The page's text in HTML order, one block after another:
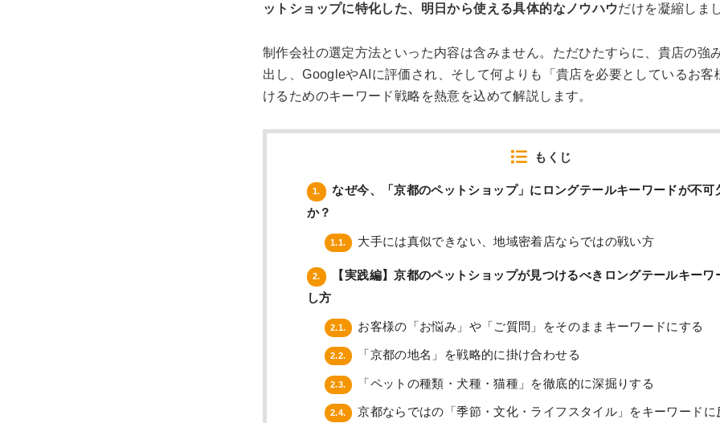
ットショップに特化した、明日から使える具体的なノウハウだけを凝縮しま
制作会社の選定方法といった内容は含みません。ただひたすらに、貴店の強
出し、GoogleやAIに評価され、そして何よりも「貴店を必要としているお客
けるためのキーワード戦略を熱意を込めて解説します。
もくじ
1.
なぜ今、「京都のペットショップ」にロングテールキーワードが不可
か？
1.1. 大手には真似できない、地域密着店ならではの戦い方
2.
【実践編】京都のペットショップが見つけるべきロングテールキーワ
し方
2.1. お客様の「お悩み」や「ご質問」をそのままキーワードにする
2.2. 「京都の地名」を戦略的に掛け合わせる
2.3. 「ペットの種類・犬種・猫種」を徹底的に深掘りする
2.4.
京都ならではの「季節・文化・ライフスタイル」をキーワードに